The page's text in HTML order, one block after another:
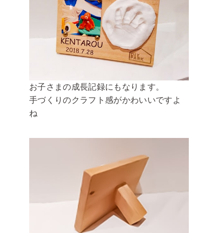
お子さまの成長記録にもなります。
手づくりのクラフト感がかわいいですよ
ね